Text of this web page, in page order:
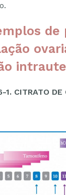
de
1. CITRATO DE